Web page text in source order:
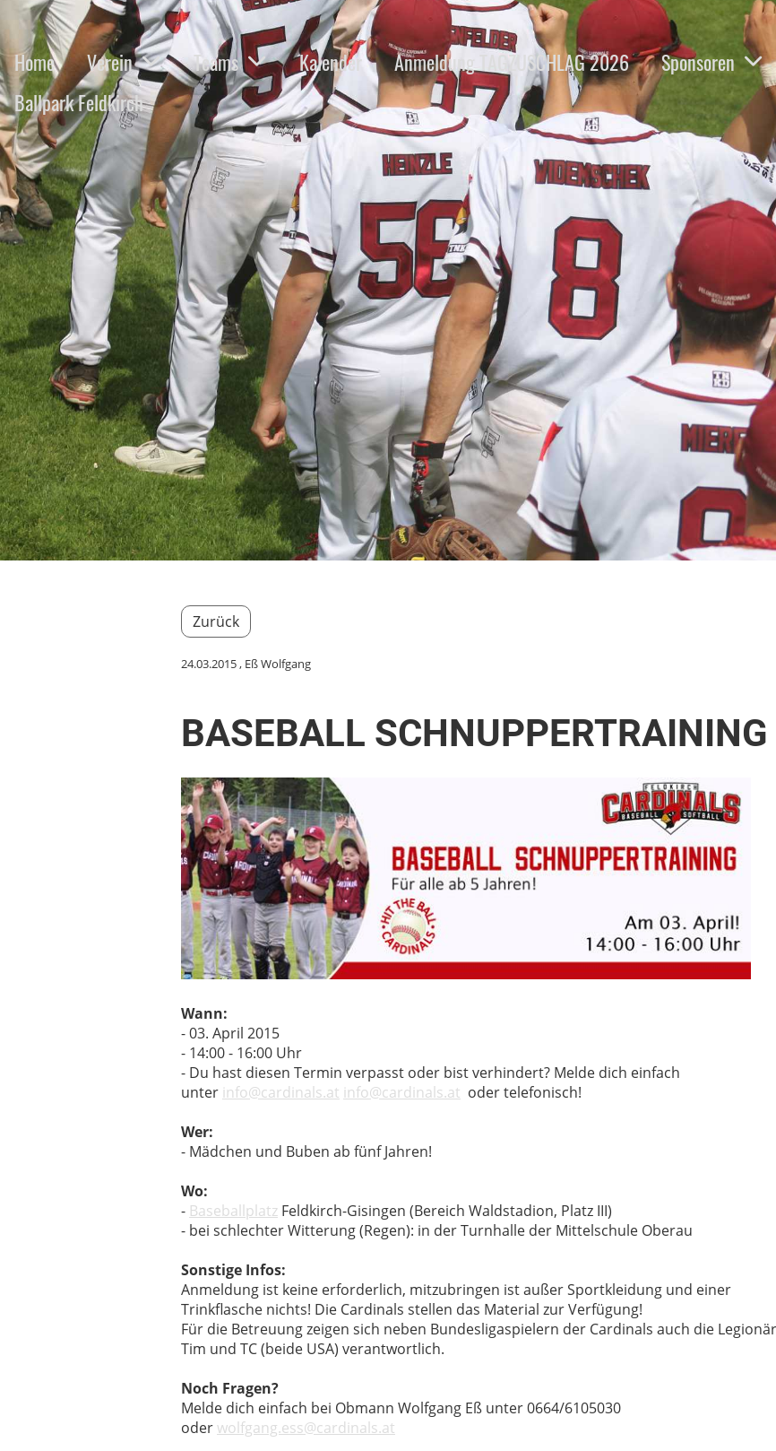
Home Verein Teams Kalender Anmeldung TAGZUSCHLAG 2026 Sponsoren
Ballpark Feldkirch
Zurück
24.03.2015, Eß Wolfgang
BASEBALL SCHNUPPERTRAINING
Wann:
- 03. April 2015
- 14:00 - 16:00 Uhr
- Du hast diesen Termin verpasst oder bist verhindert? Melde dich einfach
unter info@cardinals.at info@cardinals.at oder telefonisch!
Wer:
- Mädchen und Buben ab fünf Jahren!
Wo:
- BaseballplatzFeldkirch-Gisingen (Bereich Waldstadion, Platz III)
- bei schlechter Witterung (Regen): in der Turnhalle der Mittelschule Oberau
Sonstige Infos:
Anmeldung ist keine erforderlich, mitzubringen ist außer Sportkleidung und einer
Trinkflasche nichts! Die Cardinals stellen das Material zur Verfügung!
Für die Betreuung zeigen sich neben Bundesligaspielern der Cardinals auch die
Tim und TC (beide USA) verantwortlich.
Noch Fragen?
Melde dich einfach bei Obmann Wolfgang Eß unter 0664/6105030
oderwolfgang.ess@cardinals.at